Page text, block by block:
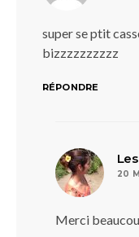
super se ptit
bizzzzzzzzzz
RÉPONDRE
20
Merci